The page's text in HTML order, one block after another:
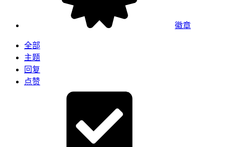
徽章
全部
主题
回复
点赞